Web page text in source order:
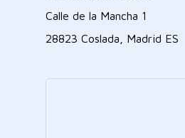
Calle de la Mancha 1
28823 Coslada, Madrid ES